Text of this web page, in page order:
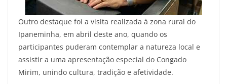
Outro destaque foi a visita realizada à zona rural do
Ipaneminha, em abril deste ano, quando os
participantes puderam contemplar a natureza local e
assistir a uma apresentação especial do Congado
Mirim, unindo cultura, tradição e afetividade.